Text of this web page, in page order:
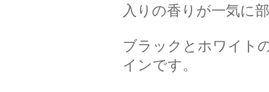
入りの香りが一気に
ブラックとホワイト
インです。